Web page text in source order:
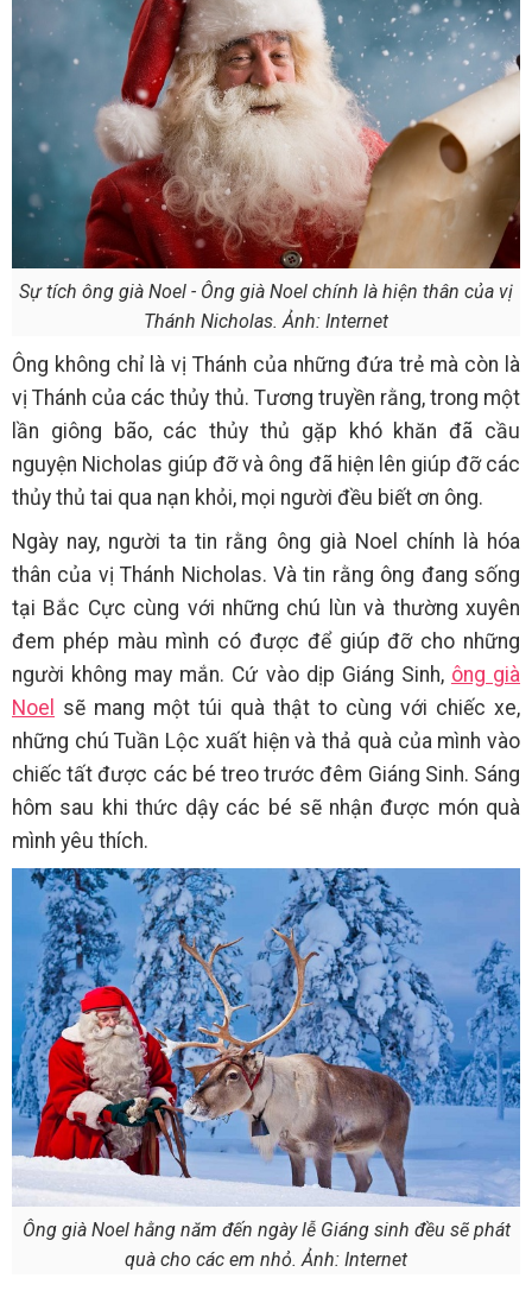
Sự tích ông già Noel - Ông già Noel chính là hiện thân của vị
Thánh Nicholas. Ảnh: Internet
Ông không chỉ là vị Thánh của những đứa trẻ mà còn là
vị Thánh của các thủy thủ. Tương truyền rằng, trong một
lần giông bão, các thủy thủ gặp khó khăn đã cầu
nguyện Nicholas giúp đỡ và ông đã hiện lên giúp đỡ các
thủy thủ tai qua nạn khỏi, mọi người đều biết ơn ông.
Ngày nay, người ta tin rằng ông già Noel chính là hóa
thân của vị Thánh Nicholas. Và tin rằng ông đang sống
tại Bắc Cực cùng với những chú lùn và thường xuyên
đem phép màu mình có được để giúp đỡ cho những
người không may mắn. Cứ vào dịp Giáng Sinh, ông già
Noel
sẽ mang một túi quà thật to cùng với chiếc xe,
những chú Tuần Lộc xuất hiện và thả quà của mình vào
chiếc tất được các bé treo trước đêm Giáng Sinh. Sáng
hôm sau khi thức dậy các bé sẽ nhận được món quà
mình yêu thích.
Ông già Noel hằng năm đến ngày lễ Giáng sinh đều sẽ phát
quà cho các em nhỏ. Ảnh: Internet